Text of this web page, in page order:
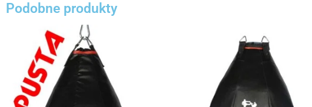
Podobne produkty